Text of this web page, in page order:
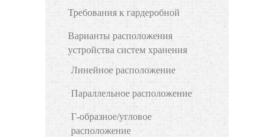
Требования к гардеробной
Варианты расположения
устройства систем хранения
Линейное расположение
Параллельное расположение
Г-образное/угловое
расположение